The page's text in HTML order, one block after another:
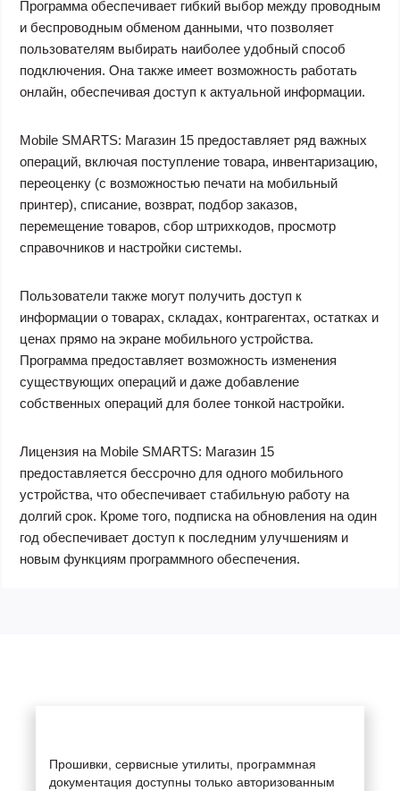
Программа обеспечивает гибкий выбор между проводным
и беспроводным обменом данными, что позволяет
пользователям выбирать наиболее удобный способ
подключения. Она также имеет возможность работать
онлайн, обеспечивая доступ к актуальной информации.
Mobile SMARTS: Магазин 15 предоставляет ряд важных
операций, включая поступление товара, инвентаризацию,
переоценку (с возможностью печати на мобильный
принтер), списание, возврат, подбор заказов,
перемещение товаров, сбор штрихкодов, просмотр
справочников и настройки системы.
Пользователи также могут получить доступ к
информации о товарах, складах, контрагентах, остатках и
ценах прямо на экране мобильного устройства.
Программа предоставляет возможность изменения
существующих операций и даже добавление
собственных операций для более тонкой настройки.
Лицензия на Mobile SMARTS: Магазин 15
предоставляется бессрочно для одного мобильного
устройства, что обеспечивает стабильную работу на
долгий срок. Кроме того, подписка на обновления на один
год обеспечивает доступ к последним улучшениям и
новым функциям программного обеспечения.
Прошивки, сервисные утилиты, программная
документация доступны только авторизованным